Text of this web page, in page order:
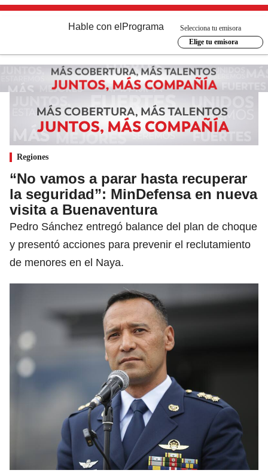
Hable con el Programa
Selecciona tu emisora
Elige tu emisora
Regiones
“No vamos a parar hasta recuperar
la seguridad”: MinDefensa en nueva
visita a Buenaventura
Pedro Sánchez entregó balance del plan de choque
y presentó acciones para prevenir el reclutamiento
de menores en el Naya.